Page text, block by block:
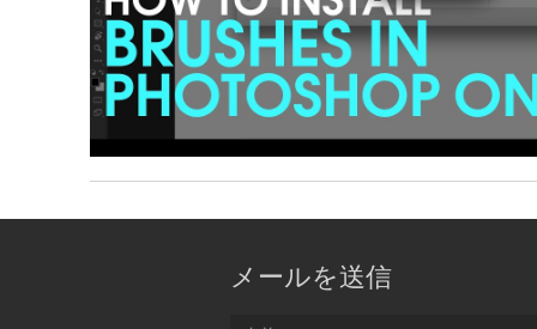
メールを送信